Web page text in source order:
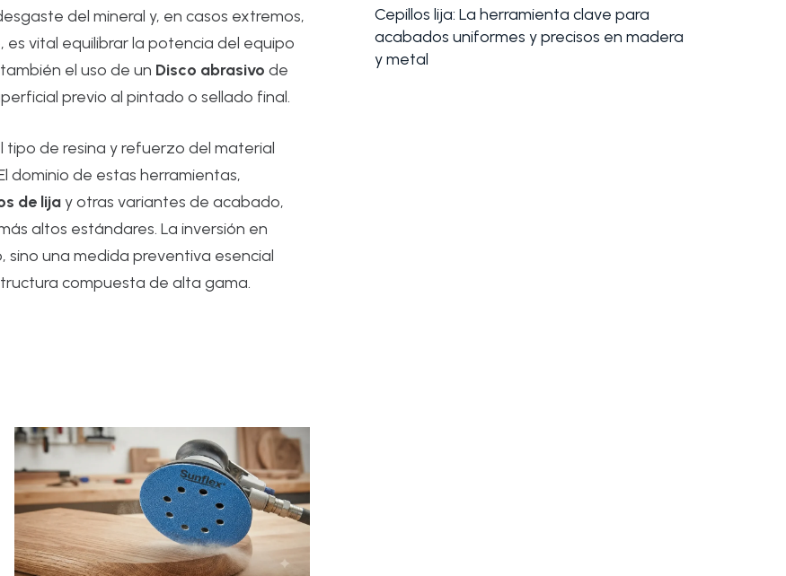
del mineral y, en casos extremos,
es vital equilibrar la potencia del equipo
el uso de un Disco abrasivo de
previo al pintado o sellado final.
tipo de resina y refuerzo del material
dominio de estas herramientas,
de lija y otras variantes de acabado,
altos estándares. La inversión en
una medida preventiva esencial
compuesta de alta gama.
Cepillos lija: La herramienta clave para
acabados uniformes y precisos en madera
y metal